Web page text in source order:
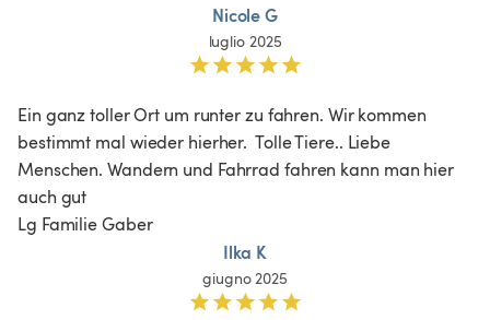
Nicole G
luglio 2025
Ein ganz toller Ort um runter zu fahren. Wir kommen
bestimmt mal wieder hierher.  Tolle Tiere.. Liebe
Menschen. Wandern und Fahrrad fahren kann man hier
auch gut
Lg Familie Gaber
Ilka K
giugno 2025